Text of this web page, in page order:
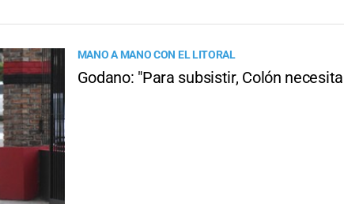
MANO A MANO CON EL LITORAL
Godano: "Para subsistir, Colón